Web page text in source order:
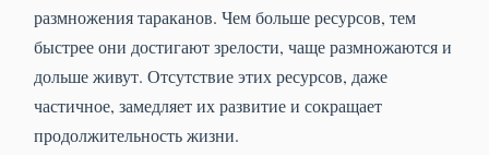
размножения тараканов. Чем больше ресурсов, тем
быстрее они достигают зрелости, чаще размножаются и
дольше живут. Отсутствие этих ресурсов, даже
частичное, замедляет их развитие и сокращает
продолжительность жизни.